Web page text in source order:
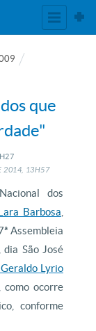
que
2014, 13H57
dos
Barbosa
Assembleia
São José
Lyrio
como ocorre
conforme